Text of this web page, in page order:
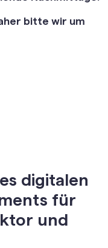
bitte wir um
digitalen
für
und